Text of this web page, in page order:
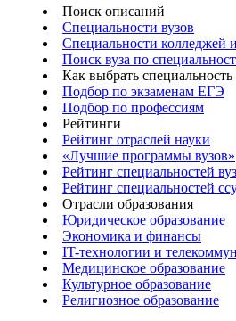
Поиск описаний
Специальности вузов
Специальности колледжей
Поиск вуза по
Как выбрать специальность
Подбор по экзаменам ЕГЭ
Подбор по профессиям
Рейтинги
Рейтинг отраслей науки
«Лучшие программы вузов»
Рейтинг специальностей
Рейтинг специальностей
Отрасли образования
Юридическое образование
Экономика и финансы
IT-технологии и
Медицинское образование
Культурное образование
Религиозное образование